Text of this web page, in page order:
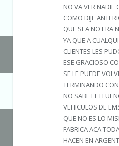
NO VA VER NADIE
COMO DIJE
QUE SEA NO ERA
YA QUE A
CLIENTES LES
ESE GRACIOSO
SE LE PUEDE
TERMINANDO
NO SABE EL
VEHICULOS DE
QUE NO ES LO
FABRICA ACA
HACEN EN